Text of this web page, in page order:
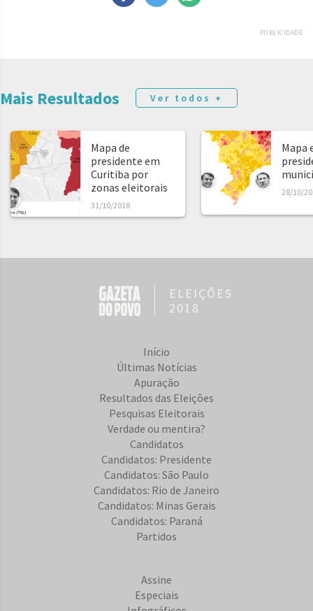
PUBLICIDADE
Mais Resultados Ver todos +
Mapa de
presidente em
Curitiba por
zonas eleitorais
31/10/2018
Mapa
28/10/
ELEIÇÕES
2018
Início
Últimas Notícias
Apuração
Resultados das Eleições
Pesquisas Eleitorais
Verdade ou mentira?
Candidatos
Candidatos: Presidente
Candidatos: São Paulo
Candidatos: Rio de Janeiro
Candidatos: Minas Gerais
Candidatos: Paraná
Partidos
Assine
Especiais